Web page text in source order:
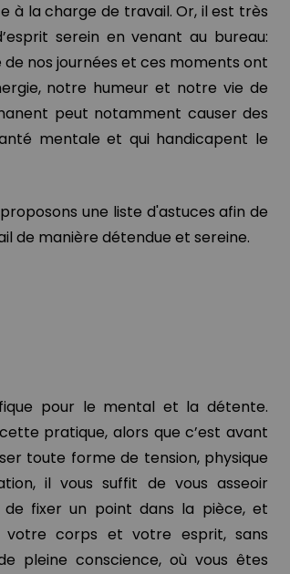
à la charge de travail. Or, il est très
serein en venant au bureau:
nos journées et ces moments ont
notre humeur et notre vie de
peut notamment causer des
mentale et qui handicapent le
une liste d'astuces afin de
de manière détendue et sereine.
pour le mental et la détente.
pratique, alors que c’est avant
toute forme de tension, physique
il vous suffit de vous asseoir
fixer un point dans la pièce, et
votre corps et votre esprit, sans
pleine conscience, où vous êtes